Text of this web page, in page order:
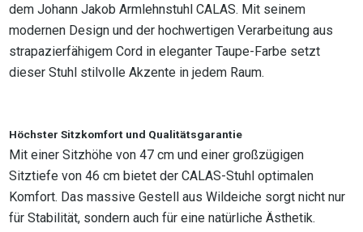
dem Johann Jakob Armlehnstuhl CALAS. Mit seinem
modernen Design und der hochwertigen Verarbeitung aus
strapazierfähigem Cord in eleganter Taupe-Farbe setzt
dieser Stuhl stilvolle Akzente in jedem Raum.
Höchster Sitzkomfort und Qualitätsgarantie
Mit einer Sitzhöhe von 47 cm und einer großzügigen
Sitztiefe von 46 cm bietet der CALAS-Stuhl optimalen
Komfort. Das massive Gestell aus Wildeiche sorgt nicht nur
für Stabilität, sondern auch für eine natürliche Ästhetik.